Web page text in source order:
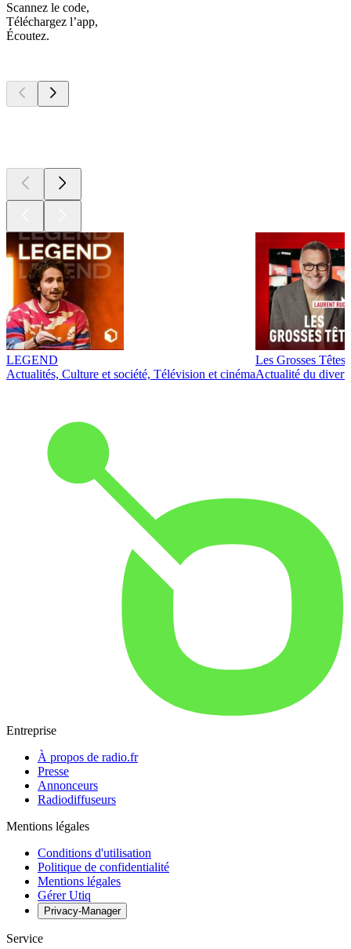
Scannez le code,
Téléchargez l’app,
Écoutez.
LEGEND
Actualités, Culture et société, Télévision et cinéma
Les Grosses Têtes
Actualité du
Entreprise
À propos de radio.fr
Presse
Annonceurs
Radiodiffuseurs
Mentions légales
Conditions d'utilisation
Politique de confidentialité
Mentions légales
Gérer Utiq
Privacy-Manager
Service